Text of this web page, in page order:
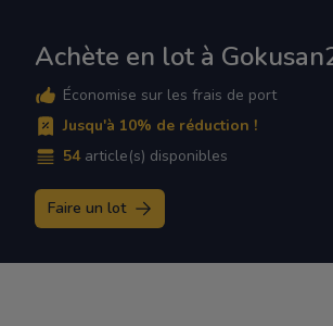
Achète en lot à
Économise sur les frais de port
Jusqu'à 10% de réduction !
54 article(s) disponibles
Faire un lot